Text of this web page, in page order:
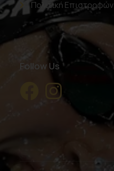
Πολιτική Επιστροφών
Follow Us